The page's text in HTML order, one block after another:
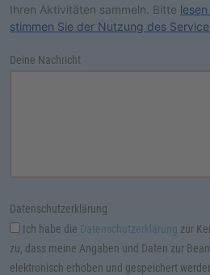
Ihren Aktivitäten sammeln. Bitte
stimmen Sie der Nutzung des
Deine Nachricht
Datenschutzerklärung
Ich habe die Datenschutzerklärung zur
zu, dass meine Angaben und Daten zur
elektronisch erhoben und gespeichert